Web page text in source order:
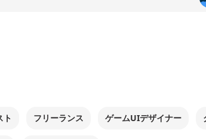
ト フリーランス ゲームUIデザイナー